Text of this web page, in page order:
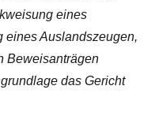
eines
eines Auslandszeugen,
Beweisanträgen
das Gericht